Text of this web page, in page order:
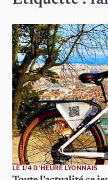
LE 1/4 D'HEURE LYONNAIS